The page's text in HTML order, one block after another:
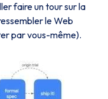
faire un tour sur la
le Web
par vous-même).